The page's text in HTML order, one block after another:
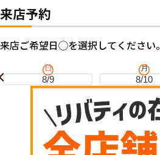
来店予約
来店ご希望日◯を選択してください。
日
8/9
月
8/10